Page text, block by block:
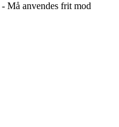
Må anvendes frit mod